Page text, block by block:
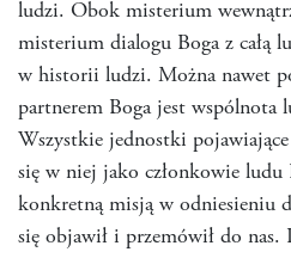
ludzi. Obok misterium
misterium dialogu Boga z całą
w historii ludzi. Można nawet
partnerem Boga jest wspólnota
Wszystkie jednostki
się w niej jako członkowie ludu
konkretną misją w
się objawił i przemówił do nas.